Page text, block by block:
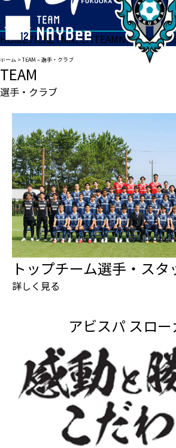
HOMETICKETMATCHTEAMNEWS
ホーム >TEAM – 選手・クラブ
TEAM
選手・クラブ
トップチーム選手・スタ
詳しく見る
アビスパ スロー